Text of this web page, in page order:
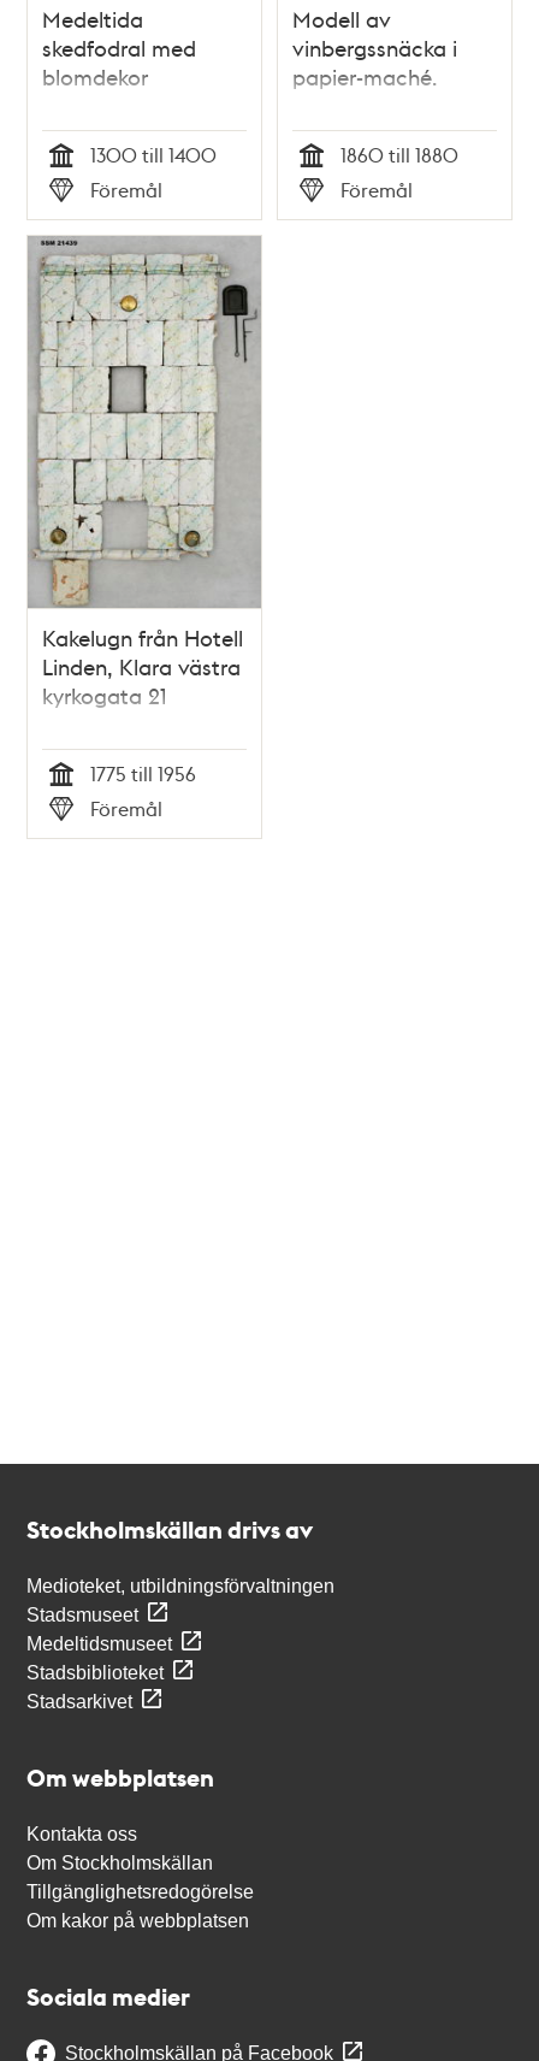
Medeltida
skedfodral med
blomdekor
Tid
1300 till 1400
Typ
Föremål
Modell av
vinbergssnäcka i
papier-maché.
Tid
1860 till 1880
Typ
Föremål
Kakelugn från Hotell
Linden, Klara västra
kyrkogata 21
Tid
1775 till 1956
Typ
Föremål
Stockholmskällan drivs av
Medioteket, utbildningsförvaltningen
Stadsmuseet
Medeltidsmuseet
Stadsbiblioteket
Stadsarkivet
Om webbplatsen
Kontakta oss
Om Stockholmskällan
Tillgänglighetsredogörelse
Om kakor på webbplatsen
Sociala medier
Stockholmskällan på Facebook